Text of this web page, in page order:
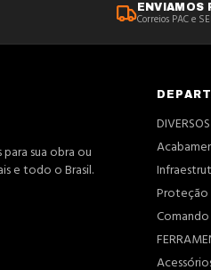
ENVIAMOS
Correios PAC e
sua obra ou
e todo o Brasil.
DIVERSOS
Proteção
Comando